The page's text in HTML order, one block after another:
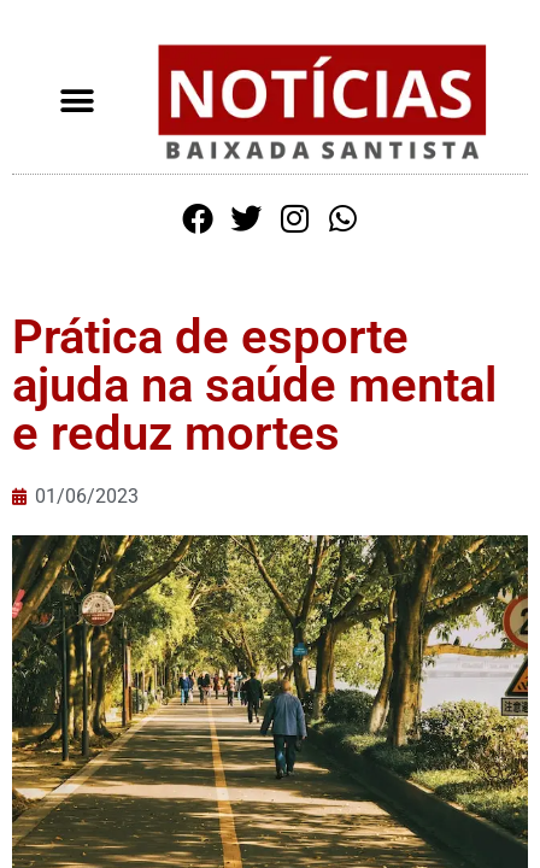
Prática de esporte
ajuda na saúde mental
e reduz mortes
01/06/2023